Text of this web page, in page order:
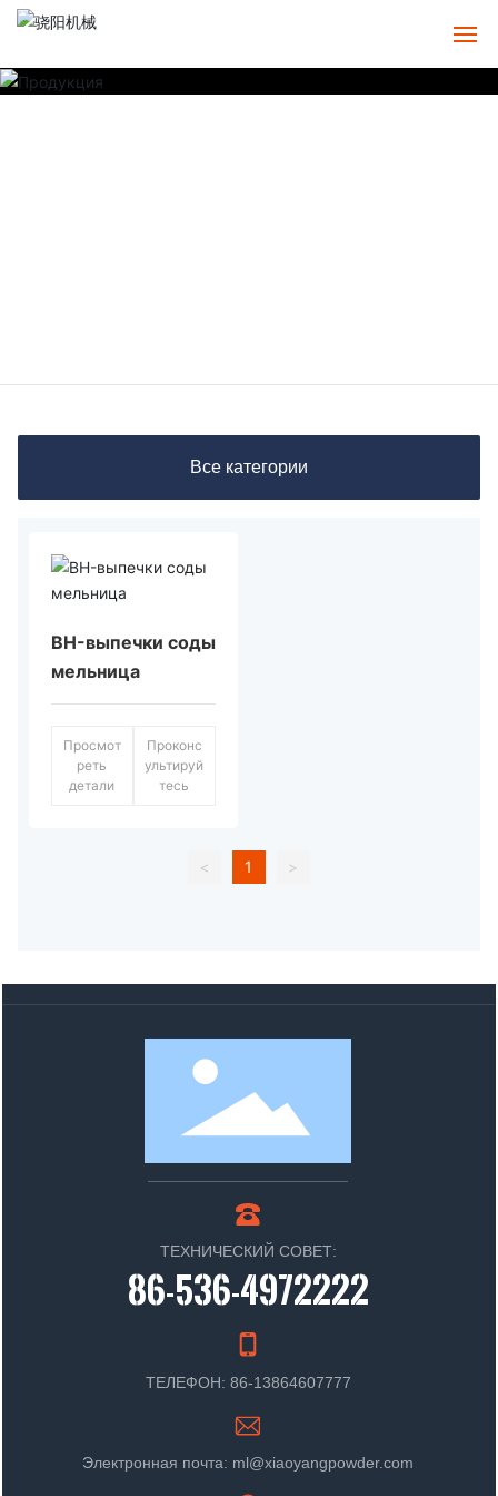
Главная
Контакты
Все категории
BH-выпечки соды
мельница
Просмот
реть
детали
Проконс
ультируй
тесь
< 1 >
ТЕХНИЧЕСКИЙ СОВЕТ:
86-536-4972222
ТЕЛЕФОН: 86-13864607777
Электронная почта: ml@xiaoyangpowder.com